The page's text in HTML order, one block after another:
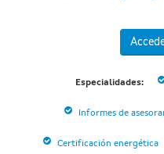
Especialidades:
Informes de
Certificación energética